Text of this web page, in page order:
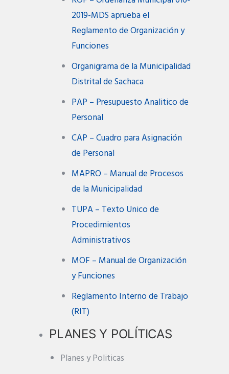
2019-MDS aprueba el
Reglamento de Organización y
Funciones
Organigrama de la Municipalidad
Distrital de Sachaca
PAP – Presupuesto Analitico de
Personal
CAP – Cuadro para Asignación
de Personal
MAPRO – Manual de Procesos
de la Municipalidad
TUPA – Texto Unico de
Procedimientos
Administrativos
MOF – Manual de Organización
y Funciones
Reglamento Interno de Trabajo
(RIT)
PLANES Y POLÍTICAS
Planes y Politicas